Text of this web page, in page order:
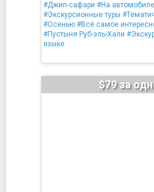
#Джип-сафари #На автомобиле
#Экскурсионные туры
#Осенью #Всё самое
#Пустыня Руб-эль-Хали
языке
$79 за